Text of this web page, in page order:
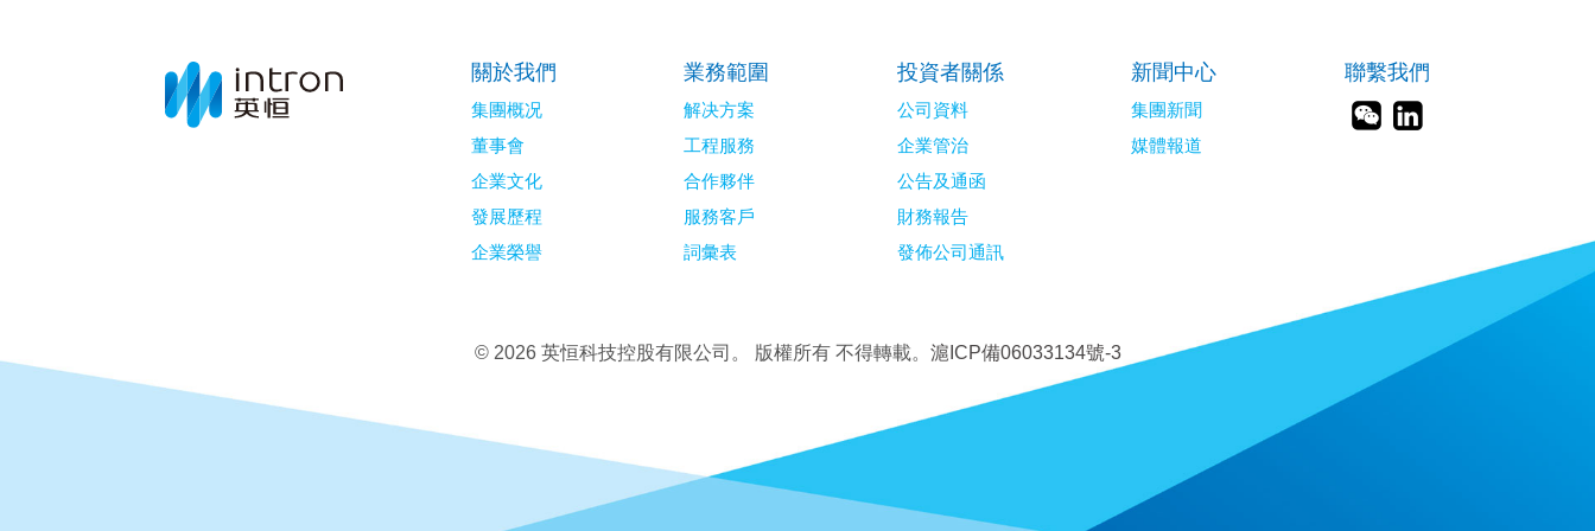
關於我們
集團概况
董事會
企業文化
發展歷程
企業榮譽
業務範圍
解决方案
工程服務
合作夥伴
服務客戶
詞彙表
投資者關係
公司資料
企業管治
公告及通函
財務報告
發佈公司通訊
新聞中心
集團新聞
媒體報道
聯繫我們
© 2026 英恒科技控股有限公司。 版權所有 不得轉載。 滬ICP備06033134號-3